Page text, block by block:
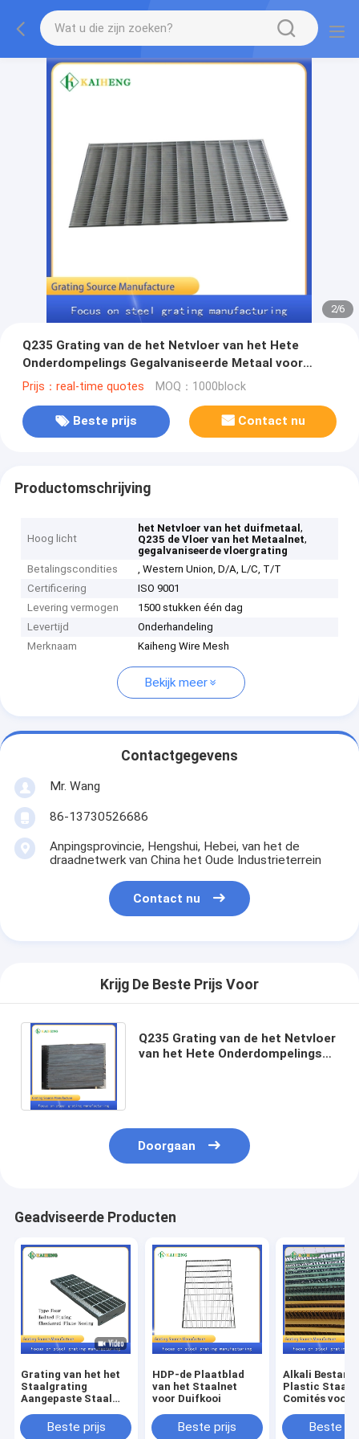
2/6
Q235 Grating van de het Netvloer van het Hete
Onderdompelings Gegalvaniseerde Metaal voor
Duifloods
Prijs：real-time quotes MOQ：1000block
Beste prijs Contact nu
Productomschrijving
Hoog licht
het Netvloer van het duifmetaal,
Q235 de Vloer van het Metaalnet,
gegalvaniseerde vloergrating
Betalingscondities
, Western Union, D/A, L/C, T/T
Certificering
ISO 9001
Levering vermogen
1500 stukken één dag
Levertijd
Onderhandeling
Merknaam
Kaiheng Wire Mesh
Bekijk meer
Contactgegevens
Mr. Wang
86-13730526686
Anpingsprovincie, Hengshui, Hebei, van het de
draadnetwerk van China het Oude Industrieterrein
Contact nu
Krijg De Beste Prijs Voor
Q235 Grating van de het Netvloer
van het Hete Onderdompelings
Doorgaan
Geadviseerde Producten
Grating van het het
Staalgrating
Aangepaste Staal
Onderdompeling
Gegalvaniseerde
Beste prijs
HDP-de Plaatblad
van het Staalnet
voor Duifkooi
Beste prijs
Alkali Bestand
Plastic
Comités voor
groeneBeste